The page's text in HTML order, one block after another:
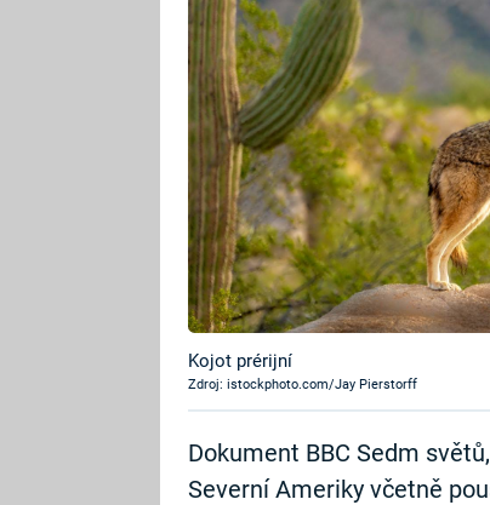
Kojot prérijní
Zdroj: istockphoto.com/Jay Pierstorff
Dokument BBC Sedm
Severní Ameriky včetně